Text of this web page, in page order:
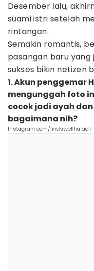
Desember lalu,
suami istri setelah
rintangan.
Semakin romantis,
pasangan baru
sukses bikin netizen
1. Akun penggemar
mengunggah foto
cocok jadi ayah
bagaimana nih?
Instagram.com/lindswellhulaefi